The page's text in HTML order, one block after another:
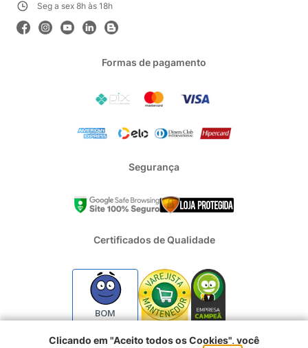
Seg a sex 8h às 18h
Formas de pagamento
Segurança
Certificados de Qualidade
BOM
Clicando em "Aceito todos os Cookies", você